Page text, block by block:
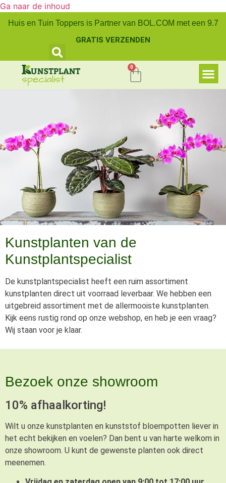
Ga naar de inhoud
Huis en Tuin Toppers is Partner van BOL.COM met een 9.7
GRATIS VERZENDEN
0
Kunstplanten van de
Kunstplantspecialist
De kunstplantspecialist heeft een ruim assortiment
kunstplanten direct uit voorraad leverbaar. We hebben een
uitgebreid assortiment met de allermooiste kunstplanten.
Kijk eens rustig rond op onze webshop, en heb je een vraag?
Wij staan voor je klaar.
Bezoek onze showroom
10% afhaalkorting!
Wilt u onze kunstplanten en kunststof bloempotten liever in
het echt bekijken en voelen? Dan bent u van harte welkom in
onze showroom. U kunt de gewenste planten ook direct
meenemen.